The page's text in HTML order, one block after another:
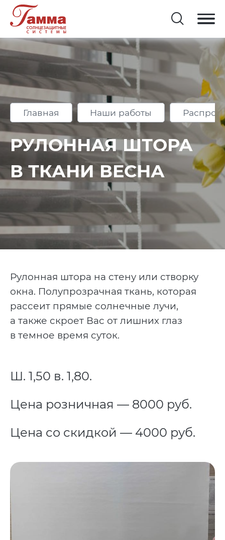
Главная Наши работы
РУЛОННАЯ ШТОРА
В ТКАНИ ВЕСНА
Рулонная штора на стену или створку
окна. Полупрозрачная ткань, которая
рассеит прямые солнечные лучи,
а также скроет Вас от лишних глаз
в темное время суток.
Ш. 1,50 в. 1,80.
Цена розничная — 8000 руб.
Цена со скидкой — 4000 руб.